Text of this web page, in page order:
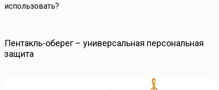
использовать?
Пентакль-оберег – универсальная персональная
защита